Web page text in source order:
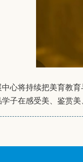
心将持续把美育教
子在感受美、鉴赏